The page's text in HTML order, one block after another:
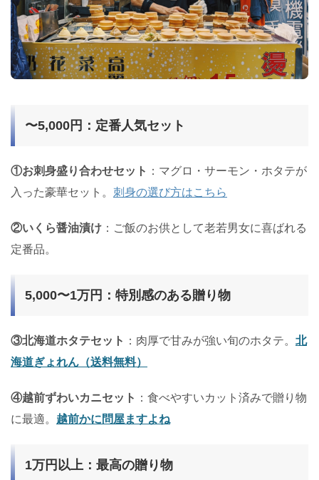
〜5,000円：定番人気セット
①お刺身盛り合わせセット ：マグロ・サーモン・ホタテが
入った豪華セット。 刺身の選び方はこちら
②いくら醤油漬け ：ご飯のお供として老若男女に喜ばれる
定番品。
5,000〜1万円：特別感のある贈り物
③北海道ホタテセット ：肉厚で甘みが強い旬のホタテ。 北
海道ぎょれん（送料無料）
④越前ずわいカニセット ：食べやすいカット済みで贈り物
に最適。 越前かに問屋ますよね
1万円以上：最高の贈り物